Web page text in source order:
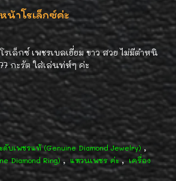
าโรเล็กซ์ค่ะ
เล็กซ์ เพชรเบลเยี่ยม ขาว สวย ไม่มีตำหนิ
กะรัต ใส่เล่นท่ห์ๆ ค่ะ
ดับเพชรแท้ (Genuine Diamond Jewelry) ,
Diamond Ring) , แหวนเพชร ค่ะ, เครื่อง